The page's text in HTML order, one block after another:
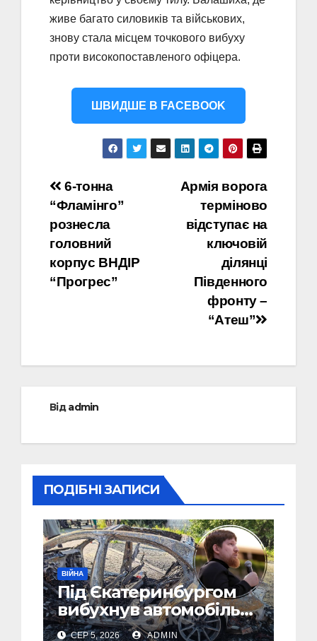
живе багато силовиків та військових,
знову стала місцем точкового вибуху
проти високопоставленого офіцера.
ШВИДШЕ В FACEBOOK
Навігація
записів
Армія ворога
терміново
відступає на
ключовій
ділянці
Південного
фронту –
“Атеш”
6-тонна
“Фламінго”
рознесла
головний
корпус ВНДІР
“Прогрес”
Відadmin
ПОДІБНІ ЗАПИСИ
ВІЙНА
Під Єкатеринбургом
вибухнув автомобіль
голови компанії-
СЕР 5, 2026 ADMIN